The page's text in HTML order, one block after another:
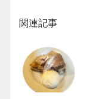
関連記事